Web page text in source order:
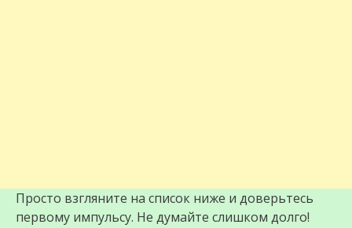
Просто взгляните на список ниже и доверьтесь
первому импульсу. Не думайте слишком долго!